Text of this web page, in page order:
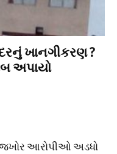
ખાનગીકરણ ?
અપાયો
આરોપીઓ અડધો